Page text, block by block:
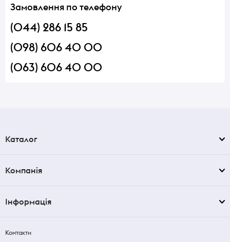
Замовлення по телефону
(044) 286 15 85
(098) 606 40 00
(063) 606 40 00
Каталог
Компанія
Інформація
Контакти